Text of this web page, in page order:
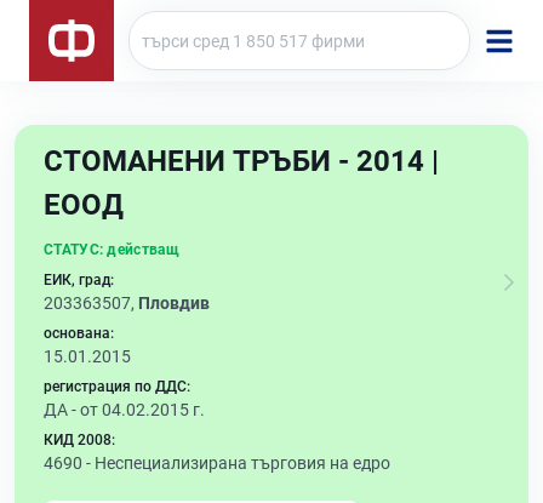
СТОМАНЕНИ ТРЪБИ - 2014 |
ЕООД
СТАТУС: действащ
ЕИК, град:
203363507, Пловдив
основана:
15.01.2015
регистрация по ДДС:
ДА - от 04.02.2015 г.
КИД 2008:
4690 - Неспециализирана търговия на едро